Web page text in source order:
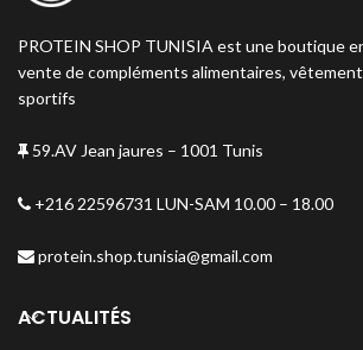
PROTEIN SHOP TUNISIA est une boutique
vente de compléments alimentaires,
sportifs
59.AV Jean jaures – 1001 Tunis
+216 22596731 LUN-SAM 10.00 – 18.00
protein.shop.tunisia@gmail.com
ACTUALITÉS